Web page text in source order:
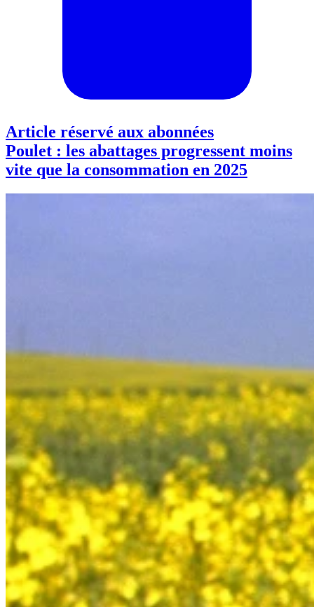
Article réservé aux abonnées
Poulet : les abattages progressent moins
vite que la consommation en 2025